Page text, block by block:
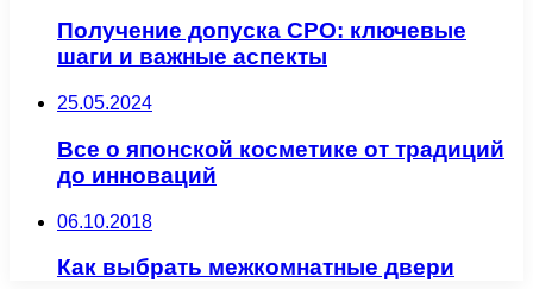
Получение допуска СРО: ключевые
шаги и важные аспекты
25.05.2024
Все о японской косметике от традиций
до инноваций
06.10.2018
Как выбрать межкомнатные двери